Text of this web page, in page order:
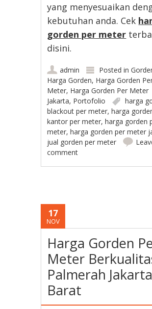
yang menyesuaikan
kebutuhan anda. Cek
gorden per meter
disini.
admin Posted in
Harga Gorden, Harga Gorden
Meter, Harga Gorden Per Meter
Jakarta, Portofolio
harga
blackout per meter,harga
kantor per meter,harga gorden
meter,harga gorden per meter
jual gorden per meter
comment
17
NOV
Harga Gorden
Meter
Palmerah Jakarta
Barat